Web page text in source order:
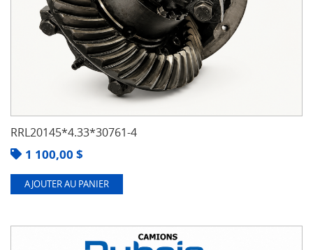
RRL20145*4.33*30761-4
1 100,00 $
AJOUTER AU PANIER